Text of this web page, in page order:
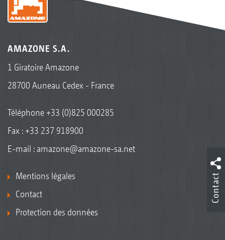
AMAZONE S.A.
1 Giratoire Amazone
28700 Auneau Cedex - France
Téléphone+33 (0)825 000285
Fax : +33 237 918900
E-mail : amazone@amazone-sa.net
Mentions légales
Contact
Protection des données
Contact